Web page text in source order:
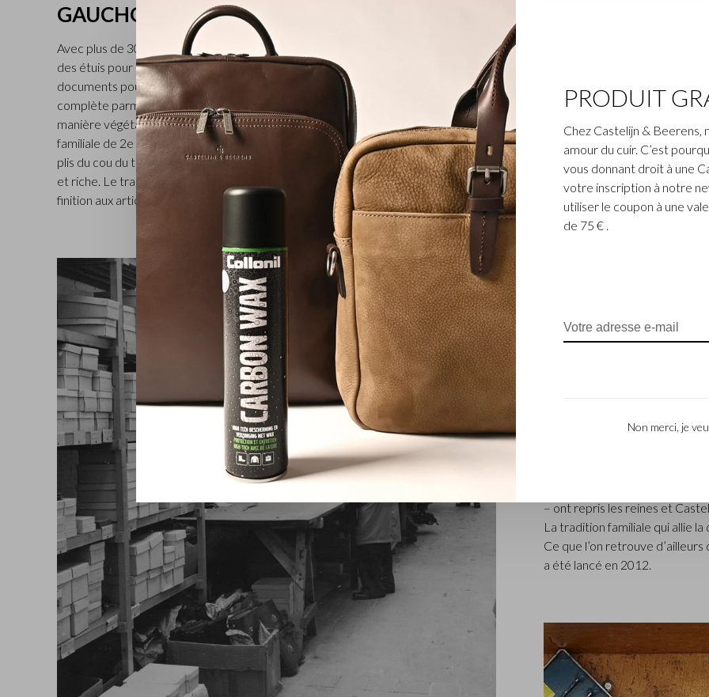
GAUCHO
Avec plus de 30 modèles différents comptant entre autres des porte-monnaie,
des étuis pour cartes de crédit, des nécessaires de correspondance et des porte-
documents pour la voiture en cuir pleine fleur, la collection Gaucho est la plus
complète parmi l’assortiment de Castelijn & Beerens. Le cuir de taureau tanné de
manière végétale est transformé dans une tannerie située en Toscane (entreprise
familiale de 2e génération). Sur toute la maroquinerie de la collection Gaucho, les
plis du cou du taureau sont encore visibles, ce qui lui confère un caractère naturel
et riche. Le traitement avec une peinture aniline transparente assure une belle
finition aux articles. Disponible en noir, moka et cognac.
L’entreprise Castelijn &
renommée qui conçoit et
L’entreprise a été créée à
coupeur de cuir, Marinus
produits de maroquinerie.
– ont repris les reines et
La tradition familiale qui allie
Ce que l’on retrouve
a été lancé en 2012.
PRODUIT
Chez Castelijn & Beerens,
amour du cuir. C’est
vous donnant droit à une
votre inscription à notre
utiliser le coupon à une
de 75 € .
Non merci, je